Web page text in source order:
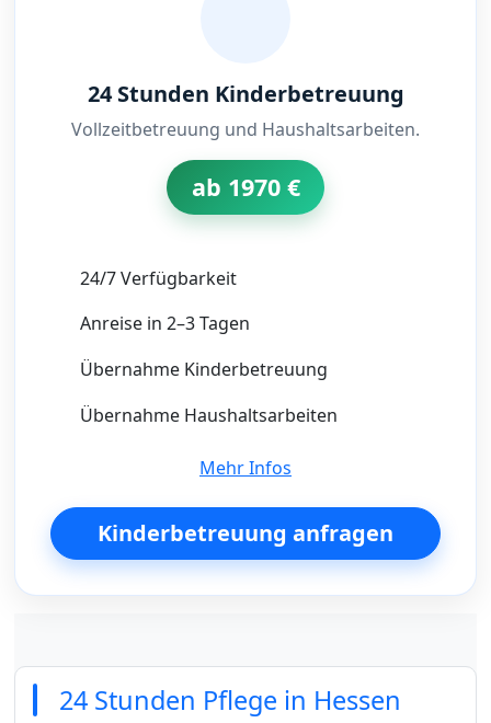
24 Stunden Kinderbetreuung
Vollzeitbetreuung und Haushaltsarbeiten.
ab 1970 €
24/7 Verfügbarkeit
Anreise in 2–3 Tagen
Übernahme Kinderbetreuung
Übernahme Haushaltsarbeiten
Mehr Infos
Kinderbetreuung anfragen
24 Stunden Pflege in Hessen